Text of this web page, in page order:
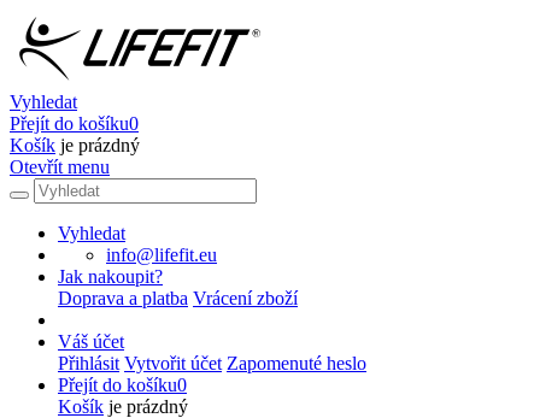
Vyhledat
Přejít do košíku0
Košík je prázdný
Otevřít menu
Vyhledat
info@lifefit.eu
Jak nakoupit?
Doprava a platba Vrácení zboží
Váš účet
Přihlásit Vytvořit účet Zapomenuté heslo
Přejít do košíku0
Košík je prázdný